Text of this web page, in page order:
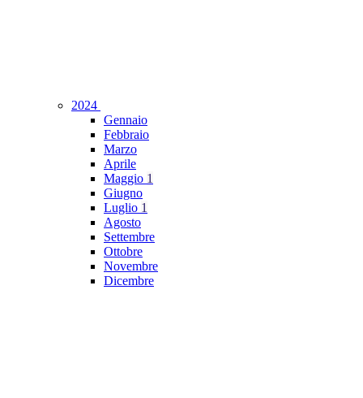
2024
Gennaio
Febbraio
Marzo
Aprile
Maggio 1
Giugno
Luglio 1
Agosto
Settembre
Ottobre
Novembre
Dicembre